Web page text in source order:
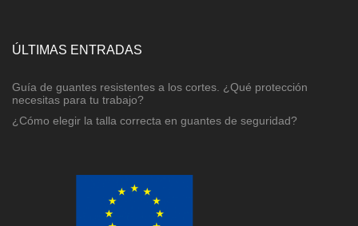
ÚLTIMAS ENTRADAS
Guía de guantes resistentes a los cortes. ¿Qué protección
necesitas para tu trabajo?
¿Cómo elegir la talla correcta en guantes de seguridad?